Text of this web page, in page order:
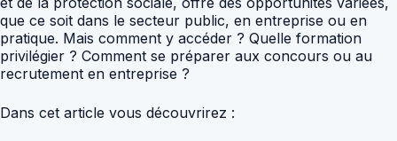
que ce soit dans le secteur public, en entreprise ou en
pratique. Mais comment y accéder ? Quelle formation
privilégier ? Comment se préparer aux concours ou au
recrutement en entreprise ?
Dans cet article vous découvrirez :